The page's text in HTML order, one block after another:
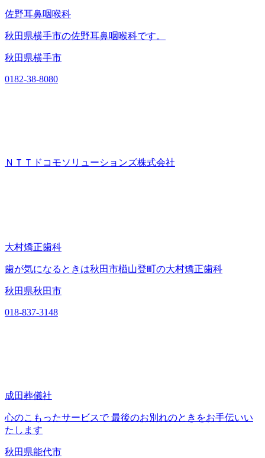
佐野耳鼻咽喉科
秋田県横手市の佐野耳鼻咽喉科です。
秋田県横手市
0182-38-8080
ＮＴＴドコモソリューションズ株式会社
大村矯正歯科
歯が気になるときは秋田市楢山登町の大村矯正歯科
秋田県秋田市
018-837-3148
成田葬儀社
心のこもったサービスで 最後のお別れのときをお手伝いい
たします
秋田県能代市